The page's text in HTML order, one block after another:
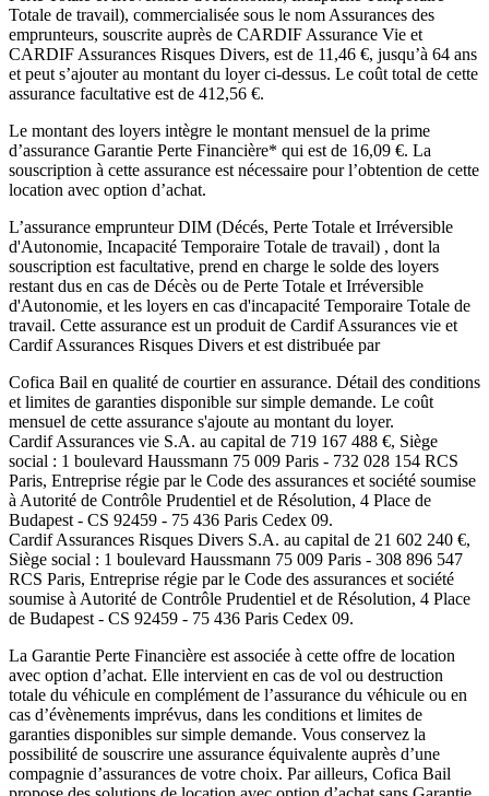
Totale de travail), commercialisée sous le nom Assurances des
emprunteurs, souscrite auprès de CARDIF Assurance Vie et
CARDIF Assurances Risques Divers, est de 11,46 €, jusqu’à 64 ans
et peut s’ajouter au montant du loyer ci-dessus. Le coût total de cette
assurance facultative est de 412,56 €.
Le montant des loyers intègre le montant mensuel de la prime
d’assurance Garantie Perte Financière* qui est de 16,09 €. La
souscription à cette assurance est nécessaire pour l’obtention de cette
location avec option d’achat.
L’assurance emprunteurDIM (Décés, Perte Totale et Irréversible
d'Autonomie, Incapacité Temporaire Totale de travail) , dont la
souscription est facultative, prend en charge le solde des loyers
restant dus en cas de Décès ou de Perte Totale et Irréversible
d'Autonomie, et les loyers en cas d'incapacité Temporaire Totale de
travail. Cette assurance est un produit de Cardif Assurances vie et
Cardif Assurances Risques Divers et est distribuée par
Cofica Bail en qualité de courtier en assurance. Détail des conditions
et limites de garanties disponible sur simple demande. Le coût
mensuel de cette assurance s'ajoute au montant du loyer.
Cardif Assurances vie S.A. au capital de 719 167 488 €, Siège
social : 1 boulevard Haussmann 75 009 Paris - 732 028 154 RCS
Paris, Entreprise régie par le Code des assurances et société soumise
à Autorité de Contrôle Prudentiel et de Résolution, 4 Place de
Budapest - CS 92459 - 75 436 Paris Cedex 09.
Cardif Assurances Risques Divers S.A. au capital de 21 602 240 €,
Siège social : 1 boulevard Haussmann 75 009 Paris - 308 896 547
RCS Paris, Entreprise régie par le Code des assurances et société
soumise à Autorité de Contrôle Prudentiel et de Résolution, 4 Place
de Budapest - CS 92459 - 75 436 Paris Cedex 09.
La Garantie Perte Financière est associée à cette offre de location
avec option d’achat. Elle intervient en cas de vol ou destruction
totale du véhicule en complément de l’assurance du véhicule ou en
cas d’évènements imprévus, dans les conditions et limites de
garanties disponibles sur simple demande. Vous conservez la
possibilité de souscrire une assurance équivalente auprès d’une
compagnie d’assurances de votre choix. Par ailleurs, Cofica Bail